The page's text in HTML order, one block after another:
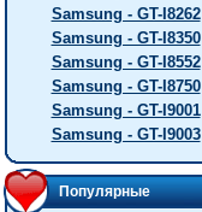
Samsung - GT-I8262
Samsung - GT-I8350
Samsung - GT-I8552
Samsung - GT-I8750
Samsung - GT-I9001
Samsung - GT-I9003
Популярные